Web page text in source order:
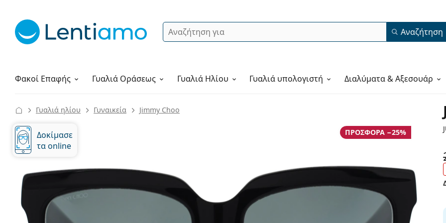
Αναζήτηση Αναζήτηση
Φακοί Επαφής
Υγρά φακών ΓυαλιάΟράσεως Γυαλιά Ηλίου Γυαλιά υπολογιστή Διαλύματα & Αξεσουάρ
Πώς να παραγγείλετε
Γυαλιά ηλίου Γυναικεία Jimmy Choo
ΠΡΟΣΦΟΡΆ −25%
Δοκίμασε
τα online